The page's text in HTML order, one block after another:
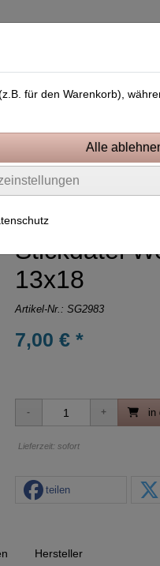
Stickdatei
13x18
Artikel-Nr.: SG2983
7,00 € *
in
Lieferzeit: sofort
teilen
Hersteller
für den Warenkorb),